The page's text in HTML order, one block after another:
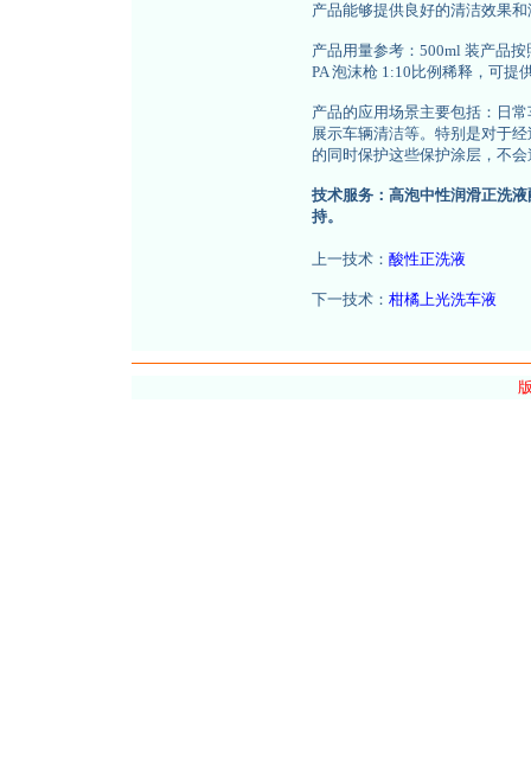
产品能够提供良好的清洁效果
产品用量参考：500ml 装产品
PA 泡沫枪 1:10比例稀释，可提
产品的应用场景主要包括：日
展示车辆清洁等。特别是对于
的同时保护这些保护涂层，不
技术服务：高泡中性润滑正洗
持。
上一技术： 酸性正洗液
下一技术： 柑橘上光洗车液